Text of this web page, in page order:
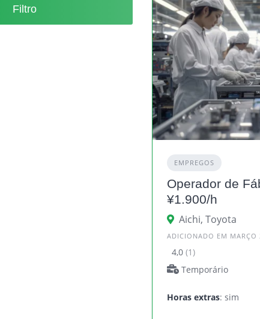
Filtro
EMPREGOS
Operador de
¥1.900/h
Aichi, Toyota
ADICIONADO EM MARÇO
4,0 (1)
Temporário
Horas extras: sim